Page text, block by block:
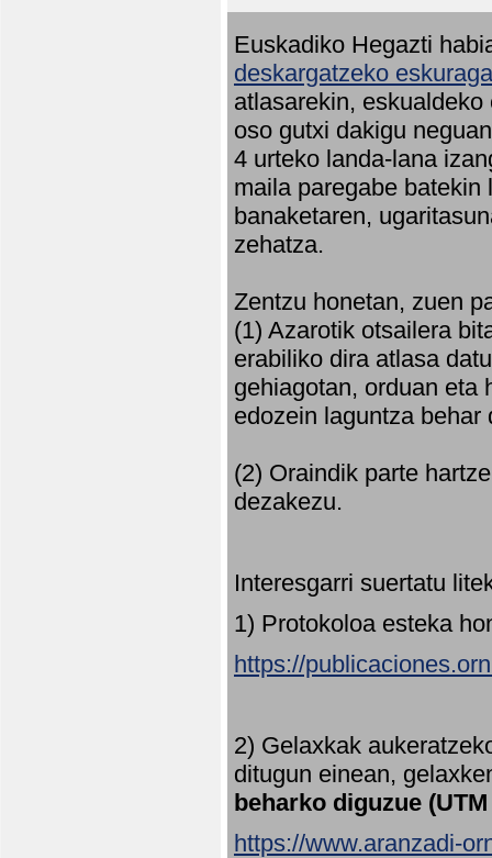
Euskadiko Hegazti
deskargatzeko
atlasarekin,
oso gutxi dakigu
4 urteko landa-lana
maila paregabe
banaketaren,
zehatza.
Zentzu honetan, zuen
(1) Azarotik otsailera
erabiliko dira atlasa
gehiagotan, orduan eta
edozein laguntza behar
(2) Oraindik parte
dezakezu.
Interesgarri suertatu
1) Protokoloa esteka
https://
2) Gelaxkak
ditugun einean,
beharko diguzue
https://www.aranzadi-